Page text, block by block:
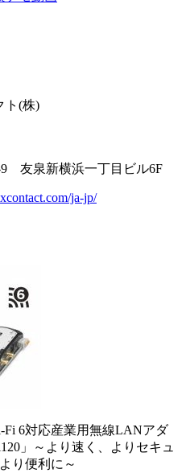
ト(株)
友泉新横浜一丁目ビル6F
ja-jp/
Fi 6対応産業用無線LANアダ
」～より速く、よりセキュ
り便利に～